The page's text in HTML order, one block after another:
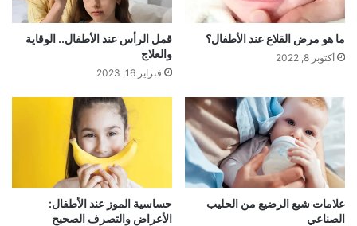
ما هو مرض القلاع عند الأطفال؟
أكتوبر 8, 2022
قمل الرأس عند الأطفال.. الوقاية
والعلاج
فبراير 16, 2023
علامات شبع الرضيع من الحليب
الصناعي
حساسية الموز عند الأطفال:
الأعراض والتصرف الصحيح